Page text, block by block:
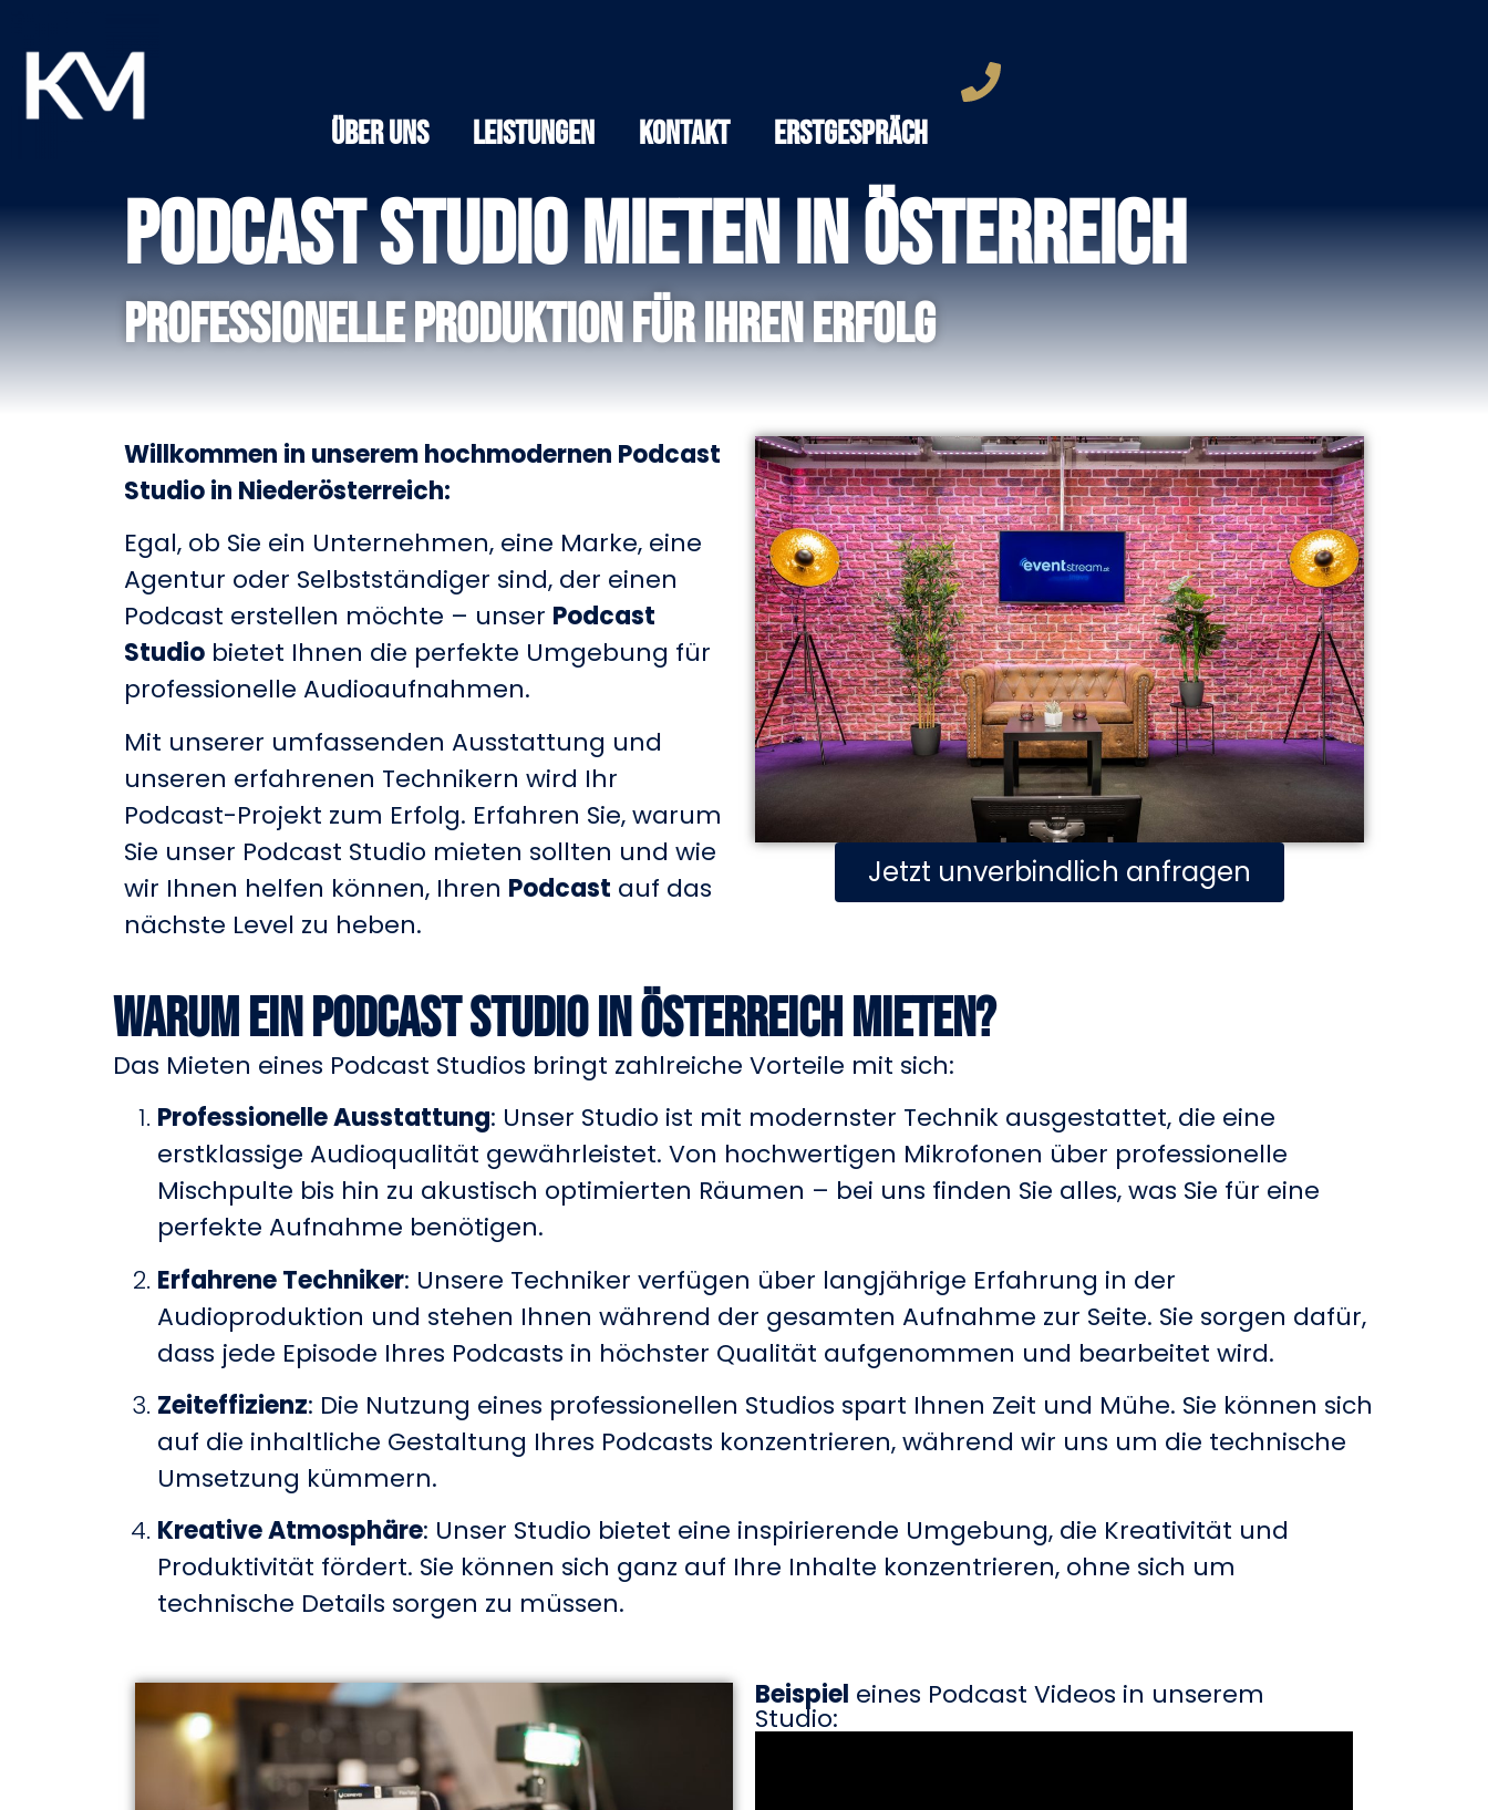
Über Uns Leistungen Kontakt Erstgespräch
Podcast Studio mieten in Österreich
Professionelle Produktion für Ihren Erfolg
Willkommen in unserem hochmodernen Podcast
Studio in Niederösterreich:
Egal, ob Sie ein Unternehmen, eine Marke, eine
Agentur oder Selbstständiger sind, der einen
Podcast erstellen möchte – unser Podcast
Studio bietet Ihnen die perfekte Umgebung für
professionelle Audioaufnahmen.
Mit unserer umfassenden Ausstattung und
unseren erfahrenen Technikern wird Ihr
Podcast-Projekt zum Erfolg. Erfahren Sie, warum
Sie unser Podcast Studio mieten sollten und wie
wir Ihnen helfen können, Ihren Podcast auf das
nächste Level zu heben.
Jetzt unverbindlich anfragen
Warum ein Podcast Studio in Österreich mieten?
Das Mieten eines Podcast Studios bringt zahlreiche Vorteile mit sich:
Professionelle Ausstattung: Unser Studio ist mit modernster Technik ausgestattet, die eine
erstklassige Audioqualität gewährleistet. Von hochwertigen Mikrofonen über professionelle
Mischpulte bis hin zu akustisch optimierten Räumen – bei uns finden Sie alles, was Sie für eine
perfekte Aufnahme benötigen.
Erfahrene Techniker: Unsere Techniker verfügen über langjährige Erfahrung in der
Audioproduktion und stehen Ihnen während der gesamten Aufnahme zur Seite. Sie sorgen dafür,
dass jede Episode Ihres Podcasts in höchster Qualität aufgenommen und bearbeitet wird.
Zeiteffizienz: Die Nutzung eines professionellen Studios spart Ihnen Zeit und Mühe. Sie können sich
auf die inhaltliche Gestaltung Ihres Podcasts konzentrieren, während wir uns um die technische
Umsetzung kümmern.
Kreative Atmosphäre: Unser Studio bietet eine inspirierende Umgebung, die Kreativität und
Produktivität fördert. Sie können sich ganz auf Ihre Inhalte konzentrieren, ohne sich um
technische Details sorgen zu müssen.
Beispiel eines Podcast Videos in unserem
Studio: